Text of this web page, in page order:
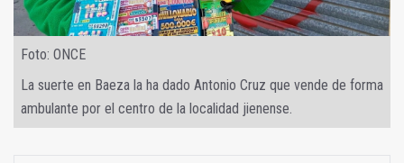
Foto: ONCE
La suerte en Baeza la ha dado Antonio Cruz que vende de forma
ambulante por el centro de la localidad jienense.